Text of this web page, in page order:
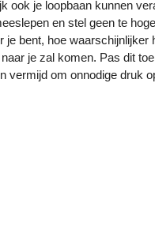
ook je loopbaan kunnen
en stel geen te
je bent, hoe waarschijnlijker
je zal komen. Pas dit
vermijd om onnodige druk